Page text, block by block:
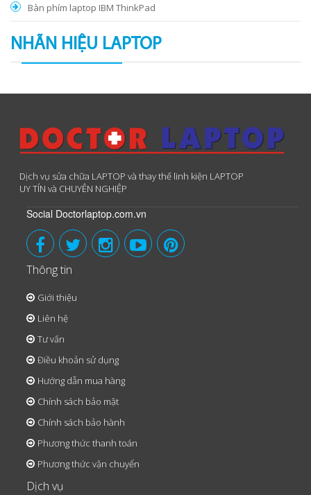
Bàn phím laptop IBM ThinkPad
NHÃN HIỆU LAPTOP
Dịch vụ sửa chữa LAPTOP và thay thế linh kiện LAPTOP
UY TÍN và CHUYÊN NGHIỆP
Social Doctorlaptop.com.vn
Thông tin
Giới thiệu
Liên hệ
Tư vấn
Điều khoản sử dụng
Hướng dẫn mua hàng
Chính sách bảo mật
Chính sách bảo hành
Phương thức thanh toán
Phương thức vận chuyển
Dịch vụ